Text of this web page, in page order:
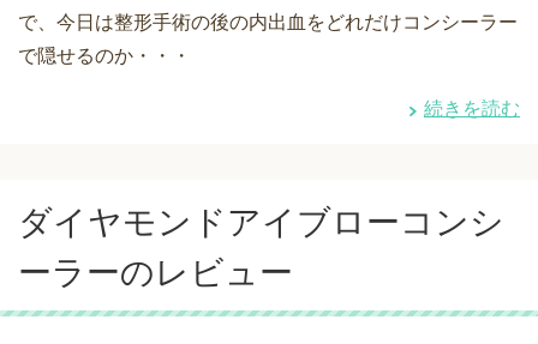
で、今日は整形手術の後の内出血をどれだけコンシーラー
で隠せるのか・・・
続きを読む
ダイヤモンドアイブローコンシ
ーラーのレビュー